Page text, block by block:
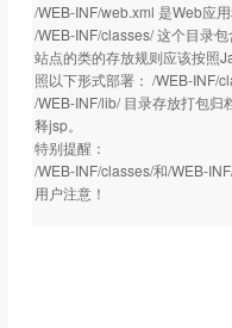
/WEB-INF/web.xml 是Web应
/WEB-INF/classes/ 这个目录
站点的类的存放规则应该按照
照以下形式部署： /WEB-INF/
/WEB-INF/lib/ 目录存放打包
释jsp。
特别提醒：
/WEB-INF/classes/和/WEB-
用户注意！